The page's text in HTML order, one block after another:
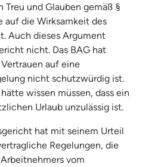
Treu und Glauben gemäß §
auf die Wirksamkeit des
Auch dieses Argument
nicht. Das BAG hat
auf eine
nicht schutzwürdig ist.
wissen müssen, dass ein
Urlaub unzulässig ist.
hat mit seinem Urteil
Regelungen, die
vom